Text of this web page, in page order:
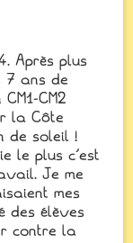
Après plus
7 ans de
CM2
la Côte
de soleil !
le plus c'est
Je me
mes
des élèves
contre la